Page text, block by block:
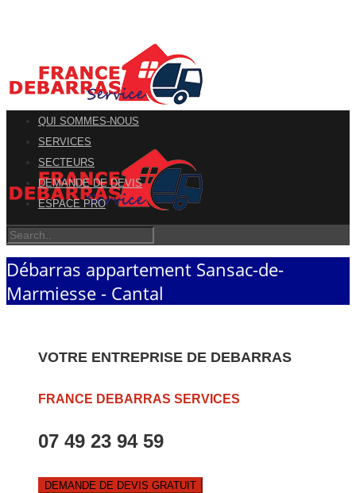
QUI SOMMES-NOUS
SERVICES
SECTEURS
DEMANDE DE DEVIS
ESPACE PRO
Débarras appartement Sansac-de-
Marmiesse - Cantal
VOTRE ENTREPRISE DE DEBARRAS
FRANCE DEBARRAS SERVICES
07 49 23 94 59
DEMANDE DE DEVIS GRATUIT